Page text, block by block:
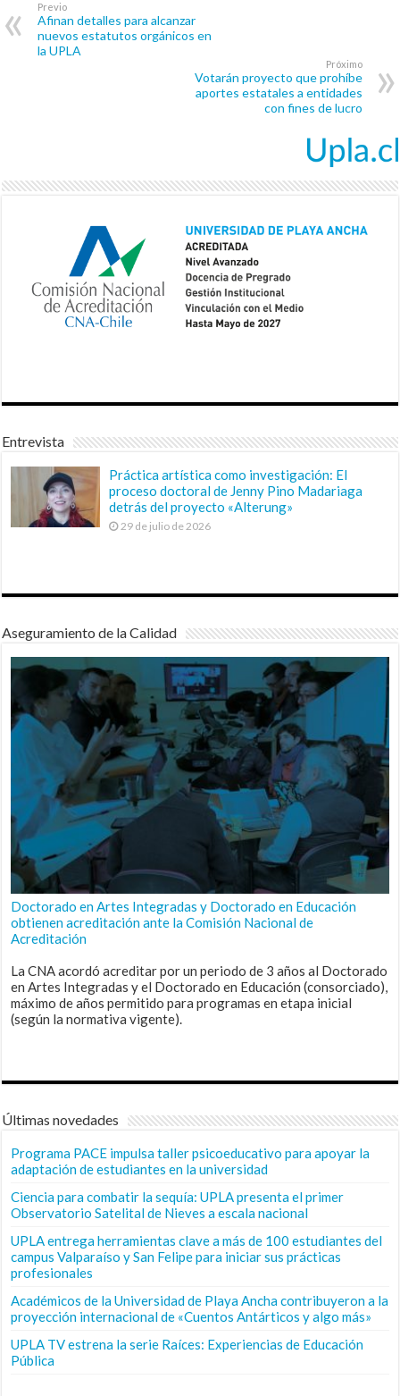
Previo
Afinan detalles para alcanzar
nuevos estatutos orgánicos en
la UPLA
Próximo
Votarán proyecto que prohíbe
aportes estatales a entidades
con fines de lucro
Entrevista
Práctica artística como investigación: El
proceso doctoral de Jenny Pino Madariaga
detrás del proyecto «Alterung»
29 de julio de 2026
Aseguramiento de la Calidad
Doctorado en Artes Integradas y Doctorado en Educación
obtienen acreditación ante la Comisión Nacional de
Acreditación
La CNA acordó acreditar por un periodo de 3 años al Doctorado
en Artes Integradas y el Doctorado en Educación (consorciado),
máximo de años permitido para programas en etapa inicial
(según la normativa vigente).
Últimas novedades
Programa PACE impulsa taller psicoeducativo para apoyar la
adaptación de estudiantes en la universidad
Ciencia para combatir la sequía: UPLA presenta el primer
Observatorio Satelital de Nieves a escala nacional
UPLA entrega herramientas clave a más de 100 estudiantes del
campus Valparaíso y San Felipe para iniciar sus prácticas
profesionales
Académicos de la Universidad de Playa Ancha contribuyeron a la
proyección internacional de «Cuentos Antárticos y algo más»
UPLA TV estrena la serie Raíces: Experiencias de Educación
Pública